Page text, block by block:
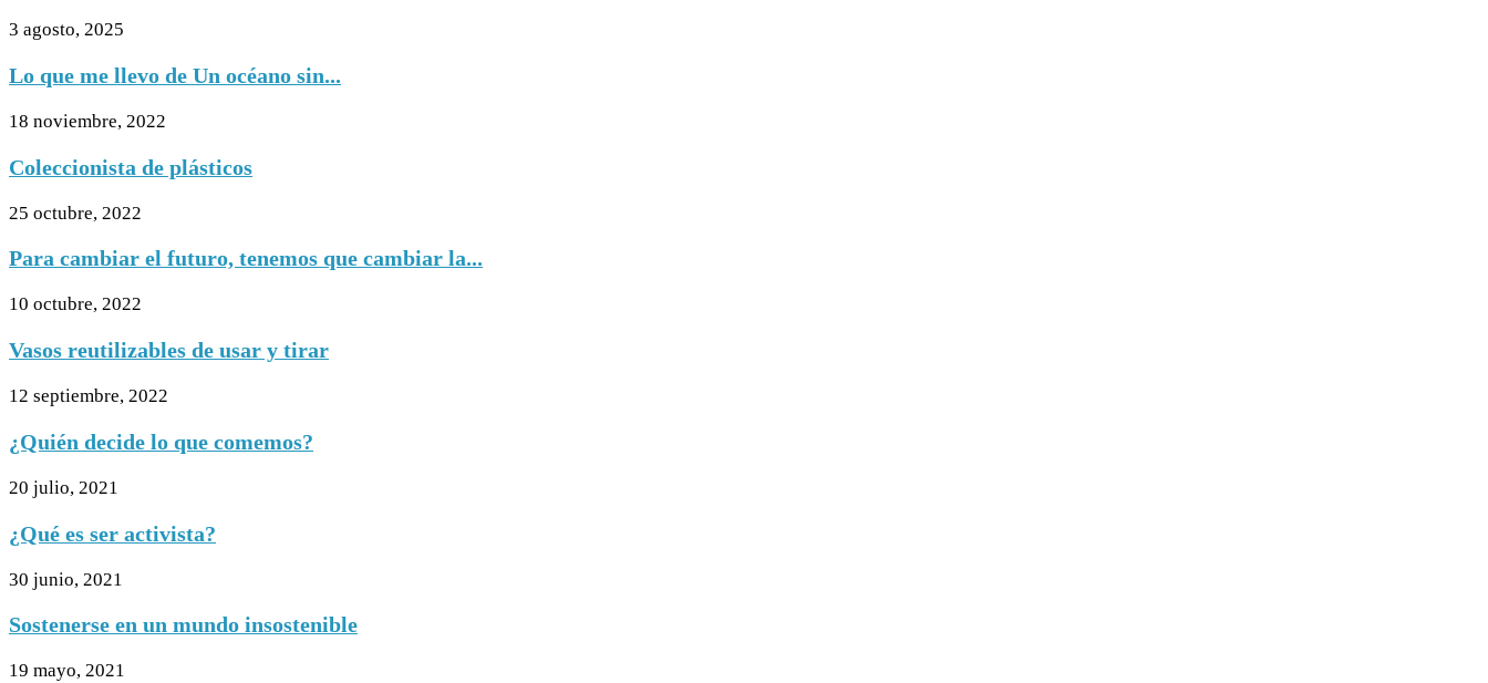
3 agosto, 2025
Lo que me llevo de Un océano sin...
18 noviembre, 2022
Coleccionista de plásticos
25 octubre, 2022
Para cambiar el futuro, tenemos que cambiar la...
10 octubre, 2022
Vasos reutilizables de usar y tirar
12 septiembre, 2022
¿Quién decide lo que comemos?
20 julio, 2021
¿Qué es ser activista?
30 junio, 2021
Sostenerse en un mundo insostenible
19 mayo, 2021